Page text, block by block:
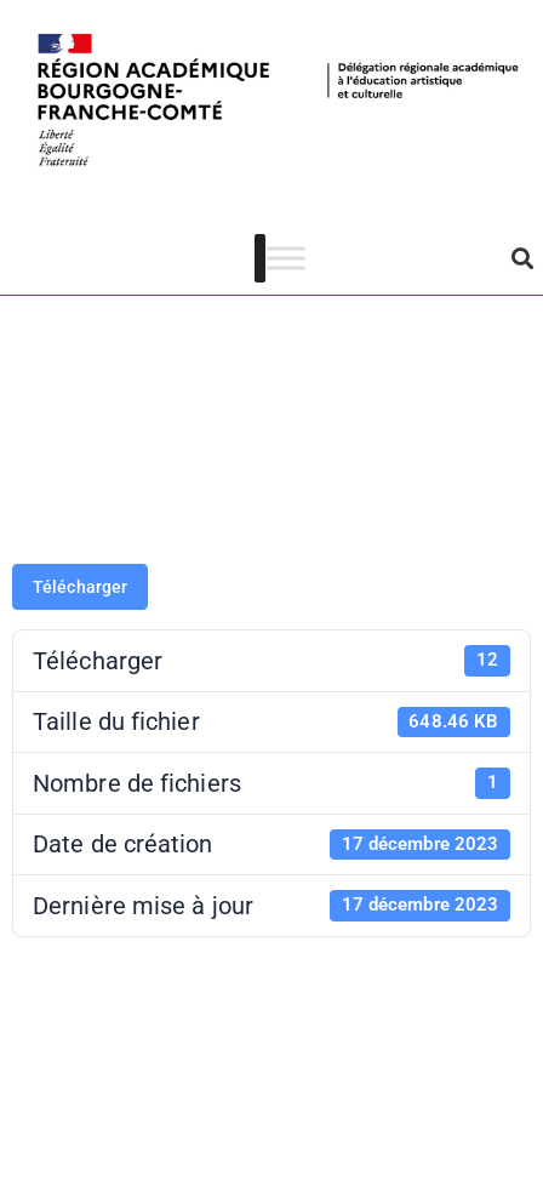
Le Dancing –
Programmation
23-24 –
Télécharger
Télécharger 12
Taille du fichier 648.46 KB
Nombre de fichiers 1
Date de création 17 décembre 2023
Dernière mise à jour 17 décembre 2023